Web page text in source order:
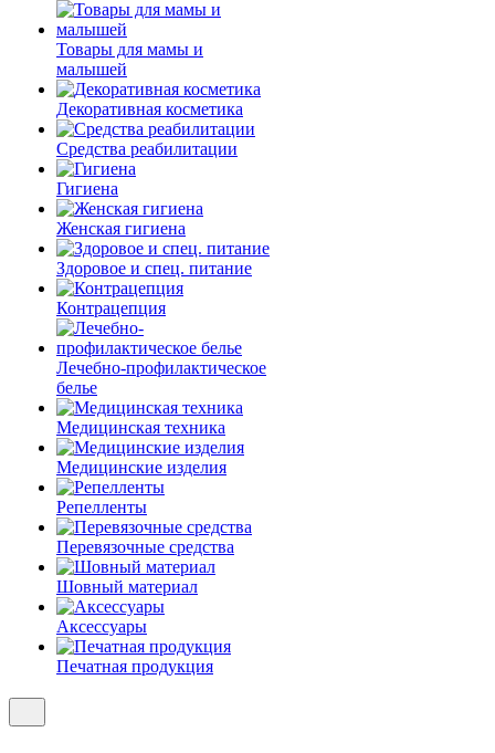
Товары для мамы и
малышей
Декоративная косметика
Средства реабилитации
Гигиена
Женская гигиена
Здоровое и спец. питание
Контрацепция
Лечебно-профилактическое
белье
Медицинская техника
Медицинские изделия
Репелленты
Перевязочные средства
Шовный материал
Аксессуары
Печатная продукция